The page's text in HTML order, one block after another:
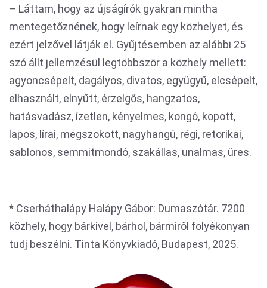
– Láttam, hogy az újságírók gyakran mintha
mentegetőznének, hogy leírnak egy közhelyet, és
ezért jelzővel látják el. Gyűjtésemben az alábbi 25
szó állt jellemzésül legtöbbször a közhely mellett:
agyoncsépelt, dagályos, divatos, együgyű, elcsépelt,
elhasznált, elnyűtt, érzelgős, hangzatos,
hatásvadász, ízetlen, kényelmes, kongó, kopott,
lapos, lírai, megszokott, nagyhangú, régi, retorikai,
sablonos, semmitmondó, szakállas, unalmas, üres.
* Cserháthalápy Halápy Gábor: Dumaszótár. 7200
közhely, hogy bárkivel, bárhol, bármiről folyékonyan
tudj beszélni. Tinta Könyvkiadó, Budapest, 2025.